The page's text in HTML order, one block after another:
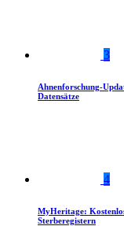
3
Ahnenforschung-
Datensätze
4
MyHeritage:
Sterberegistern